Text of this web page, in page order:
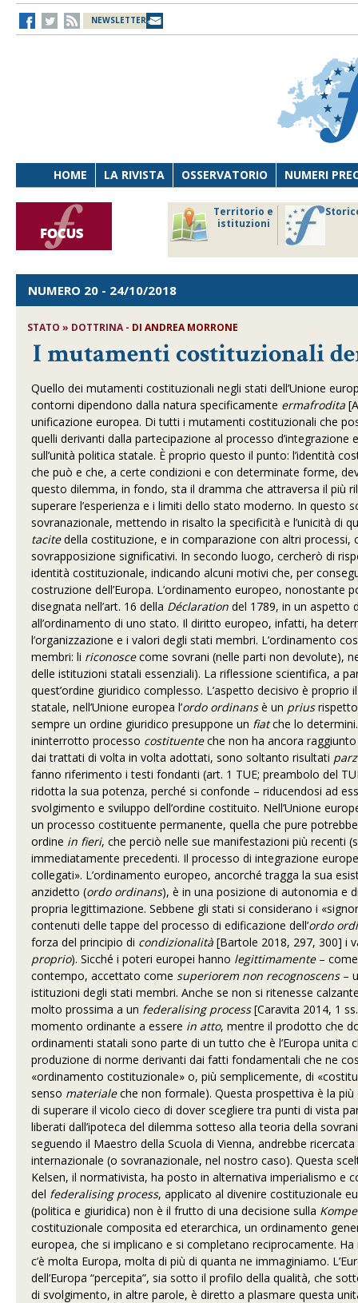
NEWSLETTER
HOME LA RIVISTA OSSERVATORIO NUMERI
Territorio e
istituzioni
NUMERO 20 - 24/10/2018
STATO » DOTTRINA - DIANDREA MORRONE
I mutamenti costituzionali
Quello dei mutamenti costituzionali negli stati dell’Unione
contorni dipendono dalla natura specificamente ermafrodita
unificazione europea. Di tutti i mutamenti costituzionali che
quelli derivanti dalla partecipazione al processo
sull’unità politica statale. È proprio questo il punto: l’identità
che può e che, a certe condizioni e con determinate forme,
questo dilemma, in fondo, sta il dramma che attraversa il più
superare l’esperienza e i limiti dello stato moderno. In
sovranazionale, mettendo in risalto la specificità e l’unicità di
tacitedella costituzione, e in comparazione con altri processi,
sovrapposizione significativi. In secondo luogo, cercherò di
identità costituzionale, indicando alcuni motivi che, per
costruzione dell’Europa. L’ordinamento europeo,
disegnata nell’art. 16 della Déclaration del 1789, in un aspetto
all’ordinamento di uno stato. Il diritto europeo, infatti, ha
l’organizzazione e i valori degli stati membri. L’ordinamento
membri: li riconoscecome sovrani (nelle parti non devolute),
delle istituzioni statali essenziali). La riflessione scientifica, a
quest’ordine giuridico complesso. L’aspetto decisivo è
statale, nell’Unione europea l’ordo ordinansè un priusrispetto
sempre un ordine giuridico presuppone un fiatche lo
ininterrotto processo costituenteche non ha ancora
dai trattati di volta in volta adottati, sono soltanto risultati
fanno riferimento i testi fondanti (art. 1 TUE; preambolo del
ridotta la sua potenza, perché si confonde – riducendosi ad
svolgimento e sviluppo dell’ordine costituito. Nell’Unione
un processo costituente permanente, quella che pure
ordine in fieri, che perciò nelle sue manifestazioni più recenti
immediatamente precedenti. Il processo di integrazione
collegati». L’ordinamento europeo, ancorché tragga la sua
anzidetto (ordo ordinans), è in una posizione di autonomia e
propria legittimazione. Sebbene gli stati si considerano i
contenuti delle tappe del processo di edificazione dell’ordo
forza del principio di condizionalità [Bartole 2018, 297, 300] i
proprio). Sicché i poteri europei hanno legittimamente–
contempo, accettato comesuperiorem non recognoscens–
istituzioni degli stati membri. Anche se non si ritenesse
molto prossima a un federalising process[Caravita 2014, 1
momento ordinante a essere in atto, mentre il prodotto che
ordinamenti statali sono parte di un tutto che è l’Europa unita
produzione di norme derivanti dai fatti fondamentali che ne
«ordinamento costituzionale» o, più semplicemente, di
senso materialeche non formale). Questa prospettiva è la
di superare il vicolo cieco di dover scegliere tra punti di vista
liberati dall’ipoteca del dilemma sotteso alla teoria della
seguendo il Maestro della Scuola di Vienna, andrebbe
internazionale (o sovranazionale, nel nostro caso). Questa
Kelsen, il normativista, ha posto in alternativa imperialismo e
del federalising process, applicato al divenire costituzionale
(politica e giuridica) non è il frutto di una decisione sulla
costituzionale composita ed eterarchica, un ordinamento
europea, che si implicano e si completano reciprocamente.
c’è molta Europa, molta di più di quanta ne immaginiamo.
dell’Europa “percepita”, sia sotto il profilo della qualità, che
di svolgimento, in altre parole, è diretto a plasmare questa